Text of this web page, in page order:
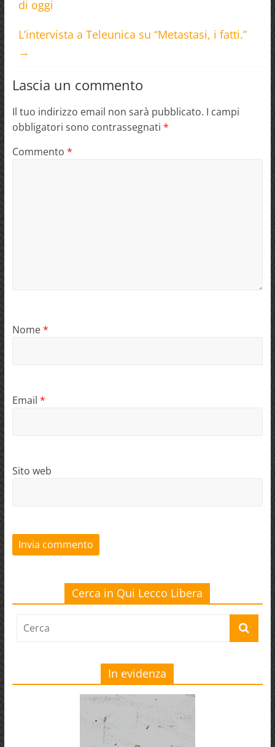
di oggi
L’intervista a Teleunica su “Metastasi, i fatti.”
→
Lascia un commento
Il tuo indirizzo email non sarà pubblicato. I campi
obbligatori sono contrassegnati *
Commento *
Nome*
Email *
Sito web
Cerca in Qui Lecco Libera
In evidenza